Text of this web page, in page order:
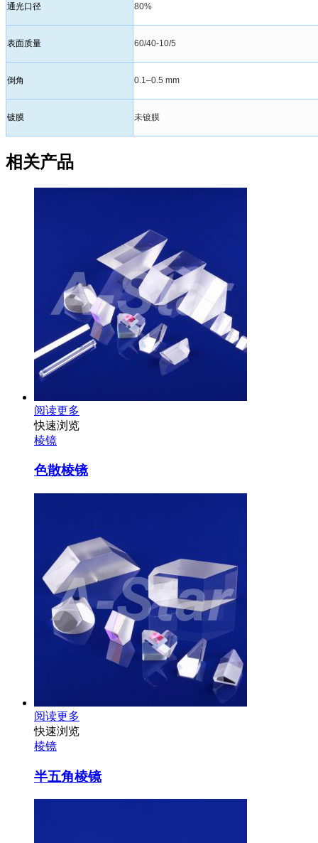
通光口径 80%
表面质量 60/40-10/5
倒角 0.1–0.5 mm
镀膜 未镀膜
相关产品
阅读更多
快速浏览
棱镜
色散棱镜
阅读更多
快速浏览
棱镜
半五角棱镜